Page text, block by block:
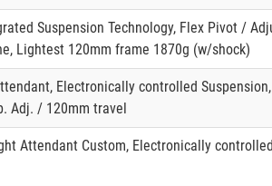
Suspension Technology, Flex Pivot /
Lightest 120mm frame 1870g (w/shock)
Electronically controlled
Adj. / 120mm travel
Attendant Custom, Electronically